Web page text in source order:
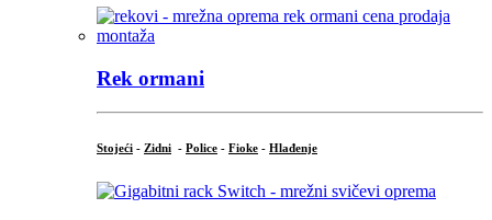
Rek ormani
Stojeći - Zidni - Police - Fioke - Hlađenje